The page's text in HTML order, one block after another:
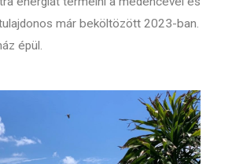
már beköltözött 2023-ban.
épül.